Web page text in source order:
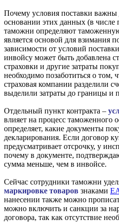
Почему условия поставки важны
основании этих данных (в числе
таможни определяют
является основой для взимания
зависимости от условий
инвойсу может быть добавлена
страховки и другие затраты
необходимо позаботиться о том,
страховая компании разделили
выделили затраты до границы и
Отдельный пункт контракта –
влияет на процесс таможенного
определяет, какие документы
декларирования. Если договор
предусматривает отсрочку, у
почему в документе,
сумма меньше, чем в инвойсе.
Сейчас сотрудники таможни
маркировке товаров знаками
нанесении также можно
можно включить и санкции за
договора, так как отсутствие